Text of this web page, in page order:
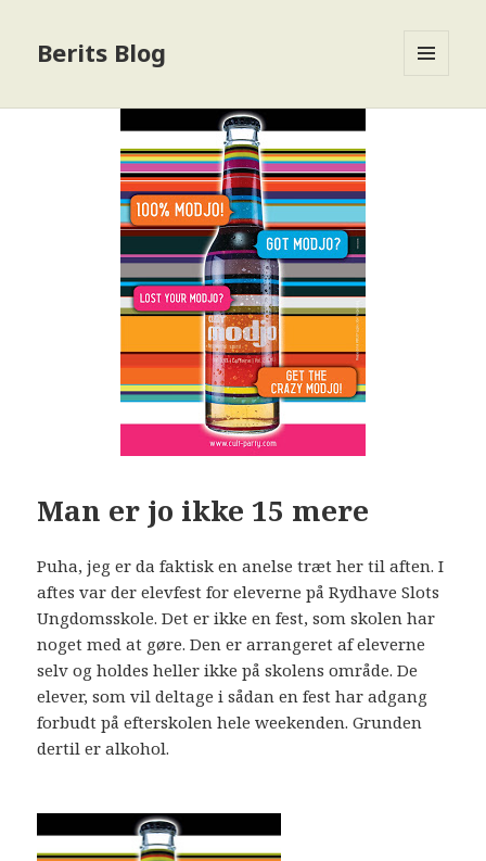
Berits Blog
Man er jo ikke 15 mere
Puha, jeg er da faktisk en anelse træt her til aften. I
aftes var der elevfest for eleverne på Rydhave Slots
Ungdomsskole. Det er ikke en fest, som skolen har
noget med at gøre. Den er arrangeret af eleverne
selv og holdes heller ikke på skolens område. De
elever, som vil deltage i sådan en fest har adgang
forbudt på efterskolen hele weekenden. Grunden
dertil er alkohol.